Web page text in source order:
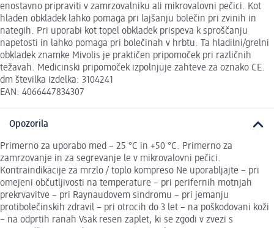
enostavno pripraviti v zamrzovalniku ali mikrovalovni pečici. Kot
hladen obkladek lahko pomaga pri lajšanju bolečin pri zvinih in
nategih. Pri uporabi kot topel obkladek prispeva k sproščanju
napetosti in lahko pomaga pri bolečinah v hrbtu. Ta hladilni/grelni
obkladek znamke Mivolis je praktičen pripomoček pri različnih
težavah. Medicinski pripomoček izpolnjuje zahteve za oznako CE.
dm številka izdelka: 3104241
EAN: 4066447834307
Opozorila
Primerno za uporabo med − 25 °C in +50 °C. Primerno za
zamrzovanje in za segrevanje le v mikrovalovni pečici.
Kontraindikacije za mrzlo / toplo kompreso Ne uporabljajte − pri
omejeni občutljivosti na temperature − pri perifernih motnjah
prekrvavitve − pri Raynaudovem sindromu − pri jemanju
protibolečinskih zdravil − pri otrocih do 3 let − na poškodovani koži
− na odprtih ranah Vsak resen zaplet, ki se zgodi v zvezi s